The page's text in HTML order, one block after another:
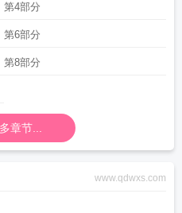
第4部分
第6部分
第8部分
章节...
www.qdwxs.com